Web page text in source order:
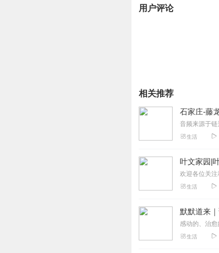
用户评论
相关推荐
石家庄-藤
生活
叶文家园|
生活
默默道来
生活